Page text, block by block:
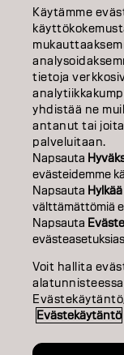
KOULUTUS
TIETOA
SALON
RYHDY
OTA
Julkaisija
Accessibility
FI | Finnish
Käytämme
tietoja
yhdistää ne
antanut tai
palveluitaan.
Napsauta
evästeidemme
Napsauta
välttämättömiä
Napsauta
Voit hallita
Evästekäytäntö